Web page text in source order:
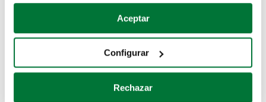
Si lo permite, también quisiéramos:
Recopilar información sobre su ubicación geográfica
Identificar su dispositivo analizándolo activamente
para buscar características específicas (huellas
Aceptar
Configurar
Rechazar
Coches de segunda mano
Coches de km0